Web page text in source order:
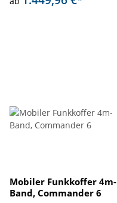
Mobiler Funkkoffer 4m-
Band, Commander 6